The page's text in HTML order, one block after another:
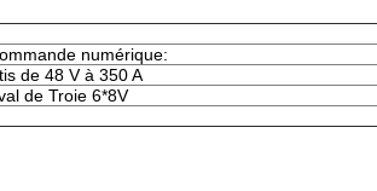
numérique:
de 48 V à 350 A
de Troie 6*8V